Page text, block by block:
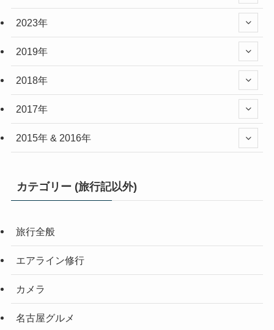
2023年
2019年
2018年
2017年
2015年 & 2016年
カテゴリー (旅行記以外)
旅行全般
エアライン修行
カメラ
名古屋グルメ